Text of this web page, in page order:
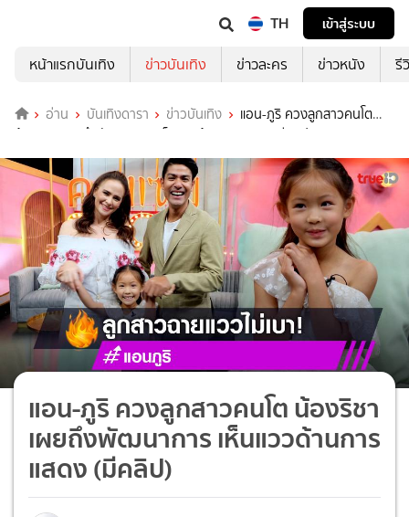
TH
เข้าสู่ระบบ
หน้าแรกบันเทิง
ข่าวบันเทิง ข่าวละคร ข่าวหนัง รี
อ่าน บันเทิงดารา ข่าวบันเทิง
แอน-ภูริ ควงลูกสาวคนโต
น้องริชา เผยถึงพัฒนาการ เห็นแววด้านการแสดง (มีคลิป)
แอน-ภูริ ควงลูกสาวคนโต น้องริชา
เผยถึงพัฒนาการ เห็นแววด้านการ
แสดง (มีคลิป)